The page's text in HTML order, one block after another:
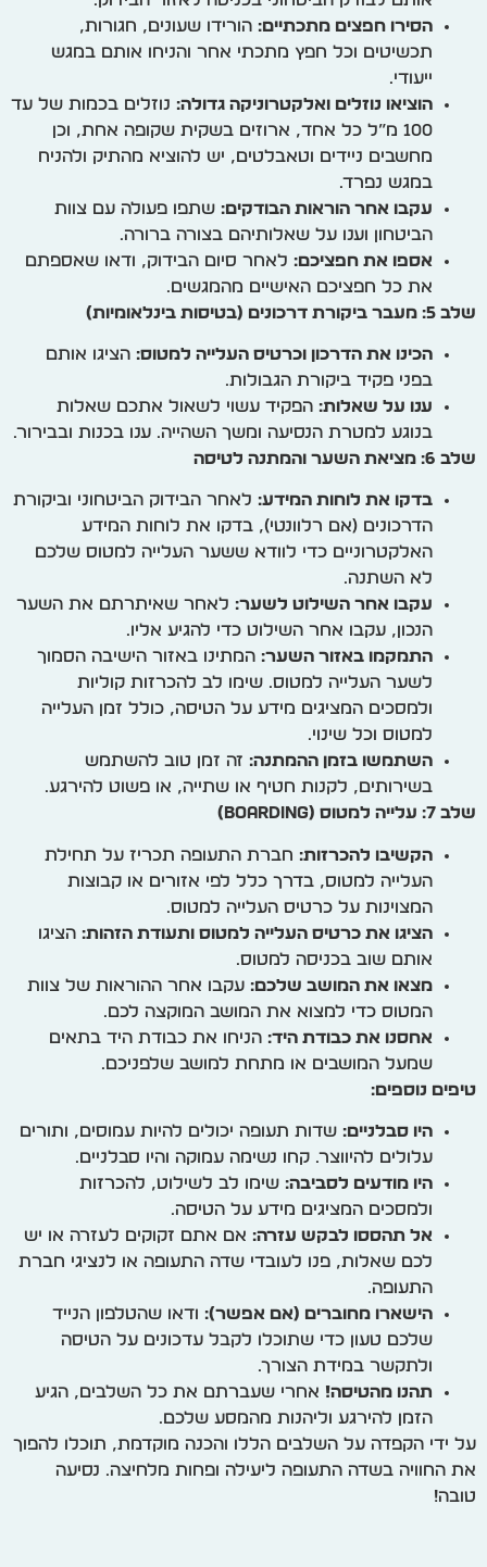
הסירו חפצים מתכתיים: הורידו שעונים, חגורות,
תכשיטים וכל חפץ מתכתי אחר והניחו אותם במגש
ייעודי.
הוציאו נוזלים ואלקטרוניקה גדולה: נוזלים בכמות של עד
100 מ”ל כל אחד, ארוזים בשקית שקופה אחת, וכן
מחשבים ניידים וטאבלטים, יש להוציא מהתיק ולהניח
במגש נפרד.
עקבו אחר הוראות הבודקים: שתפו פעולה עם צוות
הביטחון וענו על שאלותיהם בצורה ברורה.
אספו את חפציכם: לאחר סיום הבידוק, ודאו שאספתם
את כל חפציכם האישיים מהמגשים.
שלב 5: מעבר ביקורת דרכונים (בטיסות בינלאומיות)
הכינו את הדרכון וכרטיס העלייה למטוס: הציגו אותם
בפני פקיד ביקורת הגבולות.
ענו על שאלות: הפקיד עשוי לשאול אתכם שאלות
בנוגע למטרת הנסיעה ומשך השהייה. ענו בכנות ובבירור.
שלב 6: מציאת השער והמתנה לטיסה
בדקו את לוחות המידע: לאחר הבידוק הביטחוני וביקורת
הדרכונים (אם רלוונטי), בדקו את לוחות המידע
האלקטרוניים כדי לוודא ששער העלייה למטוס שלכם
לא השתנה.
עקבו אחר השילוט לשער: לאחר שאיתרתם את השער
הנכון, עקבו אחר השילוט כדי להגיע אליו.
התמקמו באזור השער: המתינו באזור הישיבה הסמוך
לשער העלייה למטוס. שימו לב להכרזות קוליות
ולמסכים המציגים מידע על הטיסה, כולל זמן העלייה
למטוס וכל שינוי.
השתמשו בזמן ההמתנה: זה זמן טוב להשתמש
בשירותים, לקנות חטיף או שתייה, או פשוט להירגע.
שלב 7: עלייה למטוס (Boarding)
הקשיבו להכרזות: חברת התעופה תכריז על תחילת
העלייה למטוס, בדרך כלל לפי אזורים או קבוצות
המצוינות על כרטיס העלייה למטוס.
הציגו את כרטיס העלייה למטוס ותעודת הזהות: הציגו
אותם שוב בכניסה למטוס.
מצאו את המושב שלכם: עקבו אחר ההוראות של צוות
המטוס כדי למצוא את המושב המוקצה לכם.
אחסנו את כבודת היד: הניחו את כבודת היד בתאים
שמעל המושבים או מתחת למושב שלפניכם.
טיפים נוספים:
היו סבלניים: שדות תעופה יכולים להיות עמוסים, ותורים
עלולים להיווצר. קחו נשימה עמוקה והיו סבלניים.
היו מודעים לסביבה: שימו לב לשילוט, להכרזות
ולמסכים המציגים מידע על הטיסה.
אל תהססו לבקש עזרה: אם אתם זקוקים לעזרה או יש
לכם שאלות, פנו לעובדי שדה התעופה או לנציגי חברת
התעופה.
הישארו מחוברים (אם אפשר): ודאו שהטלפון הנייד
שלכם טעון כדי שתוכלו לקבל עדכונים על הטיסה
ולתקשר במידת הצורך.
תהנו מהטיסה! אחרי שעברתם את כל השלבים, הגיע
הזמן להירגע וליהנות מהמסע שלכם.
על ידי הקפדה על השלבים הללו והכנה מוקדמת, תוכלו להפוך
את החוויה בשדה התעופה ליעילה ופחות מלחיצה. נסיעה
טובה!